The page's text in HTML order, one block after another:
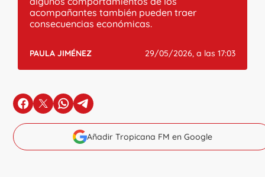
acompañantes también pueden traer
consecuencias económicas.
PAULA JIMÉNEZ 29/05/2026, a las 17:03
en Facebook
en Xen Whatsapp
en Telegram
Añadir Tropicana FM en Google